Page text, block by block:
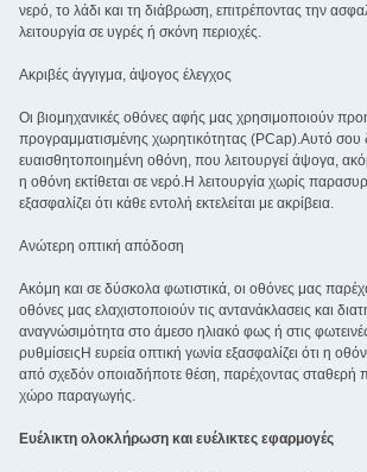
νερό, το λάδι και τη διάβρωση, επιτρέποντας την
λειτουργία σε υγρές ή σκόνη περιοχές.
Ακριβές άγγιγμα, άψογος έλεγχος
Οι βιομηχανικές οθόνες αφής μας χρησιμοποιούν
προγραμματισμένης χωρητικότητας (PCap).Αυτό σου
ευαισθητοποιημένη οθόνη, που λειτουργεί άψογα,
η οθόνη εκτίθεται σε νερό.Η λειτουργία χωρίς
εξασφαλίζει ότι κάθε εντολή εκτελείται με ακρίβεια.
Ανώτερη οπτική απόδοση
Ακόμη και σε δύσκολα φωτιστικά, οι οθόνες μας
οθόνες μας ελαχιστοποιούν τις αντανάκλασεις και
αναγνώσιμότητα στο άμεσο ηλιακό φως ή στις
ρυθμίσειςΗ ευρεία οπτική γωνία εξασφαλίζει ότι η
από σχεδόν οποιαδήποτε θέση, παρέχοντας σταθερή
χώρο παραγωγής.
Ευέλικτη ολοκλήρωση και ευέλικτες εφαρμογές